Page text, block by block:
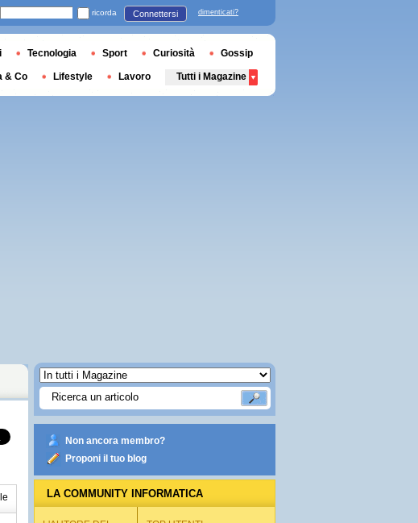
Non ancora membro?
Proponi il tuo blog
LA COMMUNITY INFORMATICA
ricorda Connettersi dimenticati?
Tecnologia Sport Curiosità Gossip
& Co Lifestyle Lavoro Tutti i Magazine